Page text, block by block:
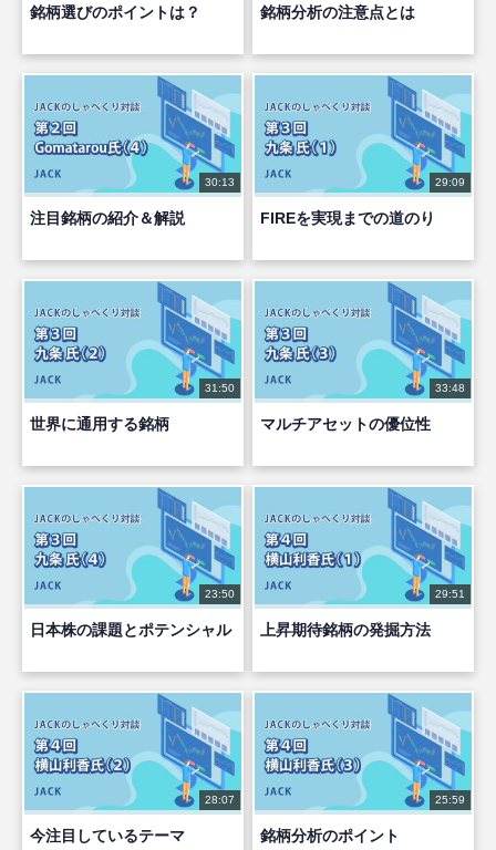
銘柄選びのポイントは？ 銘柄分析の注意点とは
30:13
注目銘柄の紹介＆解説
29:09
FIREを実現までの道のり
31:50
世界に通用する銘柄
33:48
マルチアセットの優位性
23:50
日本株の課題とポテンシャル
29:51
上昇期待銘柄の発掘方法
28:07
今注目しているテーマ
25:59
銘柄分析のポイント